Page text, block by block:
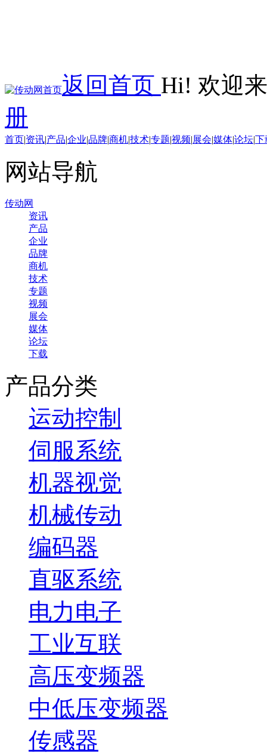
返回首页 Hi! 欢迎
册
首页|资讯|产品|企业|品牌|商机|技术|专题|视频|展会|媒体|论坛|下
网站导航
传动网
资讯
产品
企业
品牌
商机
技术
专题
视频
展会
媒体
论坛
下载
产品分类
运动控制
伺服系统
机器视觉
机械传动
编码器
直驱系统
电力电子
工业互联
高压变频器
中低压变频器
传感器